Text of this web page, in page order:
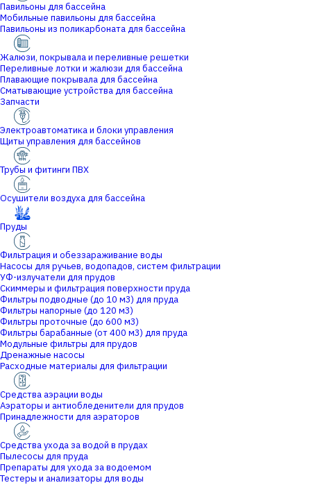
Павильоны для бассейна
Мобильные павильоны для бассейна
Павильоны из поликарбоната для бассейна
Жалюзи, покрывала и переливные решетки
Переливные лотки и жалюзи для бассейна
Плавающие покрывала для бассейна
Сматывающие устройства для бассейна
Запчасти
Электроавтоматика и блоки управления
Щиты управления для бассейнов
Трубы и фитинги ПВХ
Осушители воздуха для бассейна
Пруды
Фильтрация и обеззараживание воды
Насосы для ручьев, водопадов, систем фильтрации
УФ-излучатели для прудов
Скиммеры и фильтрация поверхности пруда
Фильтры подводные (до 10 м3) для пруда
Фильтры напорные (до 120 м3)
Фильтры проточные (до 600 м3)
Фильтры барабанные (от 400 м3) для пруда
Модульные фильтры для прудов
Дренажные насосы
Расходные материалы для фильтрации
Средства аэрации воды
Аэраторы и антиобледенители для прудов
Принадлежности для аэраторов
Средства ухода за водой в прудах
Пылесосы для пруда
Препараты для ухода за водоемом
Тестеры и анализаторы для воды